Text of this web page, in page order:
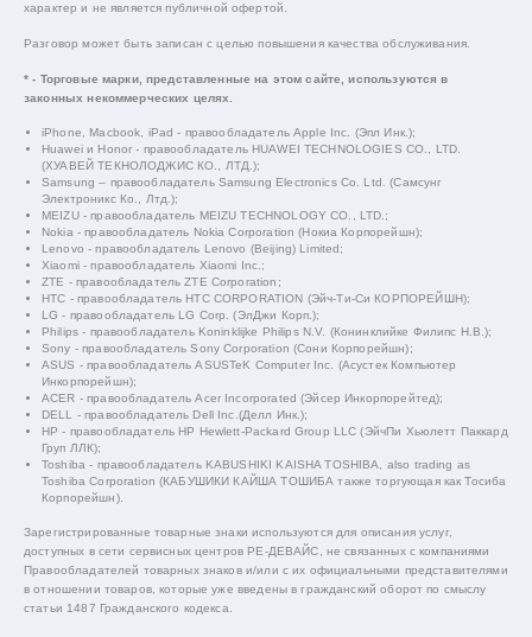
характер и не является публичной офертой.
Разговор может быть записан с целью повышения качества обслуживания.
* - Торговые марки, представленные на этом сайте, используются в
законных некоммерческих целях.
iPhone, Macbook, iPad - правообладатель Apple Inc. (Эпл Инк.);
Huawei и Honor - правообладатель HUAWEI TECHNOLOGIES CO., LTD.
(ХУАВЕЙ ТЕКНОЛОДЖИС КО., ЛТД.);
Samsung – правообладатель Samsung Electronics Co. Ltd. (Самсунг
Электроникс Ко., Лтд.);
MEIZU - правообладатель MEIZU TECHNOLOGY CO., LTD.;
Nokia - правообладатель Nokia Corporation (Нокиа Корпорейшн);
Lenovo - правообладатель Lenovo (Beijing) Limited;
Xiaomi - правообладатель Xiaomi Inc.;
ZTE - правообладатель ZTE Corporation;
HTC - правообладатель HTC CORPORATION (Эйч-Ти-Си КОРПОРЕЙШН);
LG - правообладатель LG Corp. (ЭлДжи Корп.);
Philips - правообладатель Koninklijke Philips N.V. (Конинклийке Филипс Н.В.);
Sony - правообладатель Sony Corporation (Сони Корпорейшн);
ASUS - правообладатель ASUSTeK Computer Inc. (Асустек Компьютер
Инкорпорейшн);
ACER - правообладатель Acer Incorporated (Эйсер Инкорпорейтед);
DELL - правообладатель Dell Inc.(Делл Инк.);
HP - правообладатель HP Hewlett-Packard Group LLC (ЭйчПи Хьюлетт Паккард
Груп ЛЛК);
Toshiba - правообладатель KABUSHIKI KAISHA TOSHIBA, also trading as
Toshiba Corporation (КАБУШИКИ КАЙША ТОШИБА также торгующая как Тосиба
Корпорейшн).
Зарегистрированные товарные знаки используются для описания услуг,
доступных в сети сервисных центров РЕ-ДЕВАЙС, не связанных с компаниями
Правообладателей товарных знаков и/или с их официальными представителями
в отношении товаров, которые уже введены в гражданский оборот по смыслу
статьи 1487 Гражданского кодекса.